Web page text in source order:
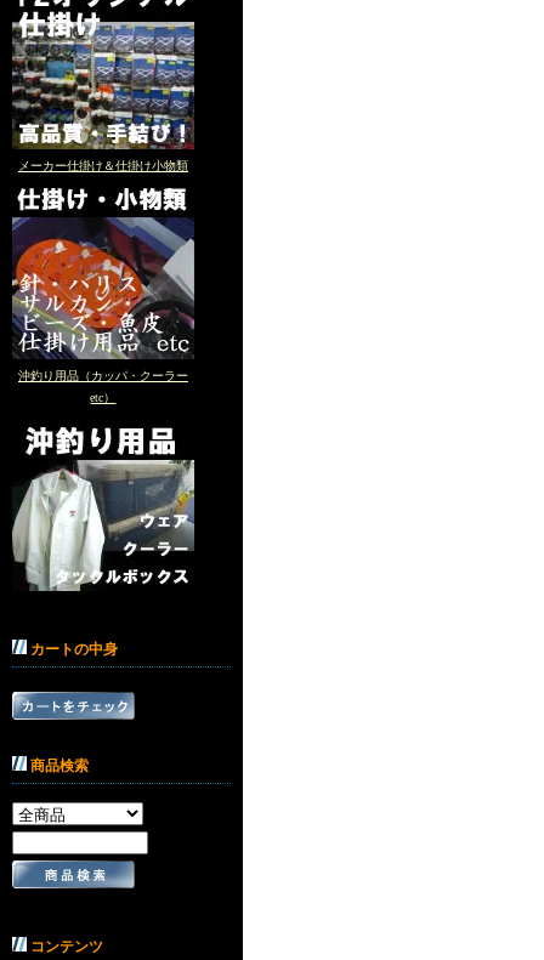
メーカー仕掛け＆仕掛け小物類
沖釣り用品（カッパ・クーラー
etc）
カートの中身
商品検索
コンテンツ